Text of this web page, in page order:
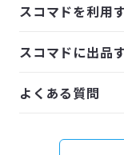
スコマドを利用
スコマドに出品
よくある質問